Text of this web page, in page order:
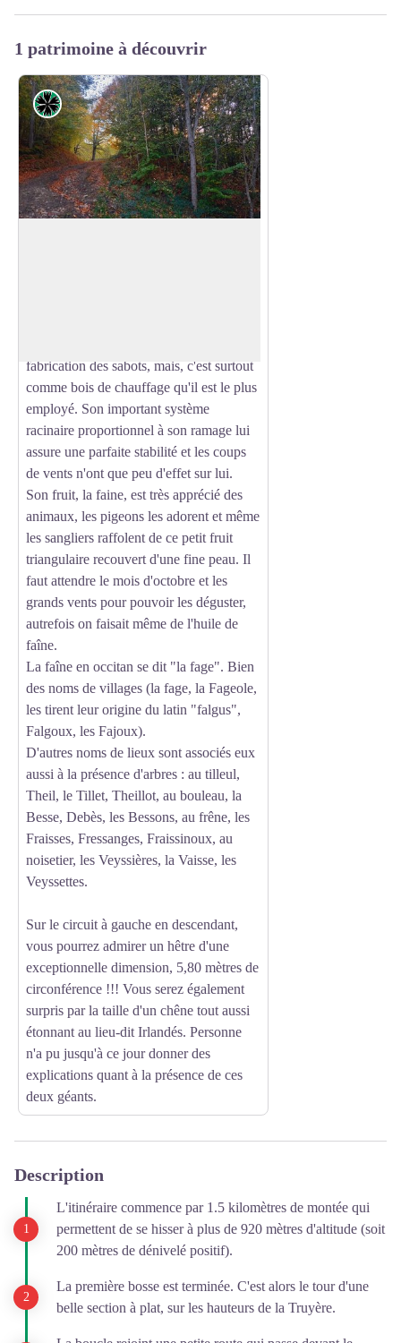
1 patrimoine à découvrir
Flore
fabrication des sabots, mais, c'est surtout
comme bois de chauffage qu'il est le plus
employé. Son important système
racinaire proportionnel à son ramage lui
assure une parfaite stabilité et les coups
de vents n'ont que peu d'effet sur lui.
Son fruit, la faine, est très apprécié des
animaux, les pigeons les adorent et même
les sangliers raffolent de ce petit fruit
triangulaire recouvert d'une fine peau. Il
faut attendre le mois d'octobre et les
grands vents pour pouvoir les déguster,
autrefois on faisait même de l'huile de
faîne.
La faîne en occitan se dit "la fage". Bien
des noms de villages (la fage, la Fageole,
les tirent leur origine du latin "falgus",
Falgoux, les Fajoux).
D'autres noms de lieux sont associés eux
aussi à la présence d'arbres : au tilleul,
Theil, le Tillet, Theillot, au bouleau, la
Besse, Debès, les Bessons, au frêne, les
Fraisses, Fressanges, Fraissinoux, au
noisetier, les Veyssières, la Vaisse, les
Veyssettes.
Sur le circuit à gauche en descendant,
vous pourrez admirer un hêtre d'une
exceptionnelle dimension, 5,80 mètres de
circonférence !!! Vous serez également
surpris par la taille d'un chêne tout aussi
étonnant au lieu-dit Irlandés. Personne
n'a pu jusqu'à ce jour donner des
explications quant à la présence de ces
deux géants.
Description
L'itinéraire commence par 1.5 kilomètres de montée qui
permettent de se hisser à plus de 920 mètres d'altitude (soit
200 mètres de dénivelé positif).
La première bosse est terminée. C'est alors le tour d'une
belle section à plat, sur les hauteurs de la Truyère.